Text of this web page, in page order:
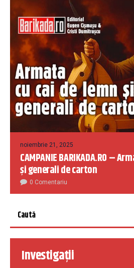
noiembrie 21, 2025
CAMPANIE BARIKADA.RO –
și generali de carton
0 Comentariu
Investigații